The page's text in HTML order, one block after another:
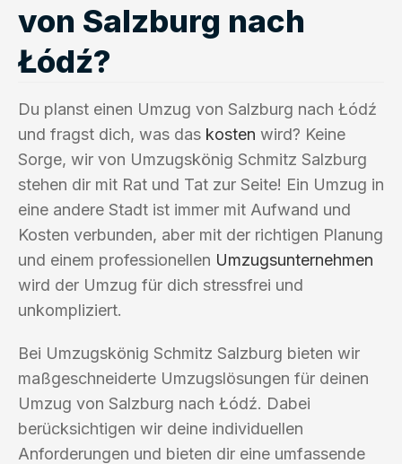
von Salzburg nach
Łódź?
Du planst einen Umzug von Salzburg nach Łódź
und fragst dich, was das kosten wird? Keine
Sorge, wir von Umzugskönig Schmitz Salzburg
stehen dir mit Rat und Tat zur Seite! Ein Umzug in
eine andere Stadt ist immer mit Aufwand und
Kosten verbunden, aber mit der richtigen Planung
und einem professionellen Umzugsunternehmen
wird der Umzug für dich stressfrei und
unkompliziert.
Bei Umzugskönig Schmitz Salzburg bieten wir
maßgeschneiderte Umzugslösungen für deinen
Umzug von Salzburg nach Łódź. Dabei
berücksichtigen wir deine individuellen
Anforderungen und bieten dir eine umfassende